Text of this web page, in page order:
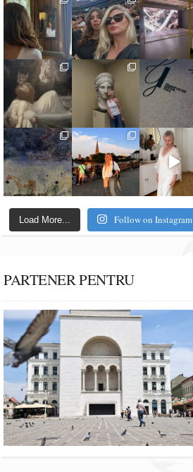
Load More... Follow on Instagram
PARTENER PENTRU